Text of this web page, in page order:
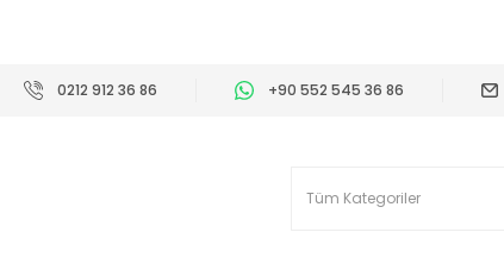
0212 912 36 86 +90 552 545 36 86